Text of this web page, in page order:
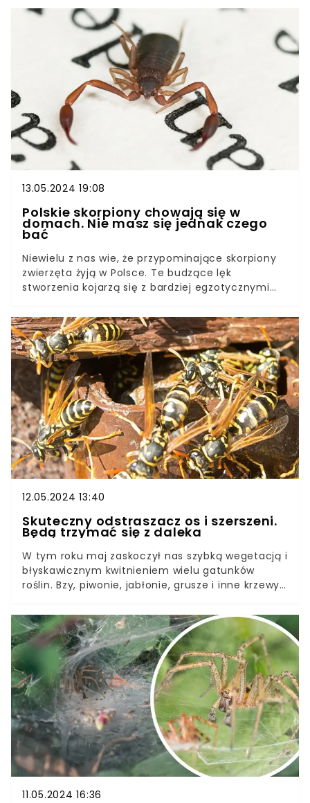
być niezwykle uciążliwe.Na występowanie meszek
narażone są zwłaszcza tereny położone w pobliżu
zbiorników wodnych. Jak skutecznie walczyć z
tymi insektami? Prezentujemy sprawdzone
domowe sposoby na meszki w ogrodzie i w domu.
13.05.2024 19:08
Polskie skorpiony chowają się w
domach. Nie masz się jednak czego
bać
Niewielu z nas wie, że przypominające skorpiony
zwierzęta żyją w Polsce. Te budzące lęk
stworzenia kojarzą się z bardziej egzotycznymi
je spotkać. I to we własnym domu!Mowa o
pseudoskorpionach, które choć wyglądają
groźnie, w rzeczywistości nie tylko nie stwarzają
niebezpieczeństwa dla człowieka, a wręcz mogą
się okazać bardzo pożyteczne.
12.05.2024 13:40
Skuteczny odstraszacz os i szerszeni.
Będą trzymać się z daleka
W tym roku maj zaskoczył nas szybką wegetacją i
błyskawicznym kwitnieniem wielu gatunków
roślin. Bzy, piwonie, jabłonie, grusze i inne krzewy
przyciągają osy i szerszenie.Te uciążliwe owady
mogą skutecznie obrzydzić nam przebywanie na
świeżym powietrzu, a niekiedy trafiają także od
naszych mieszkań i domów. Jak skutecznie
pozbyć się tych nieproszonych gości z posesji?
11.05.2024 16:36